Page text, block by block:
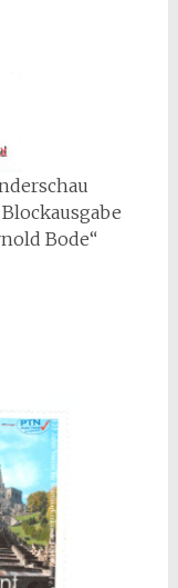
Bode“